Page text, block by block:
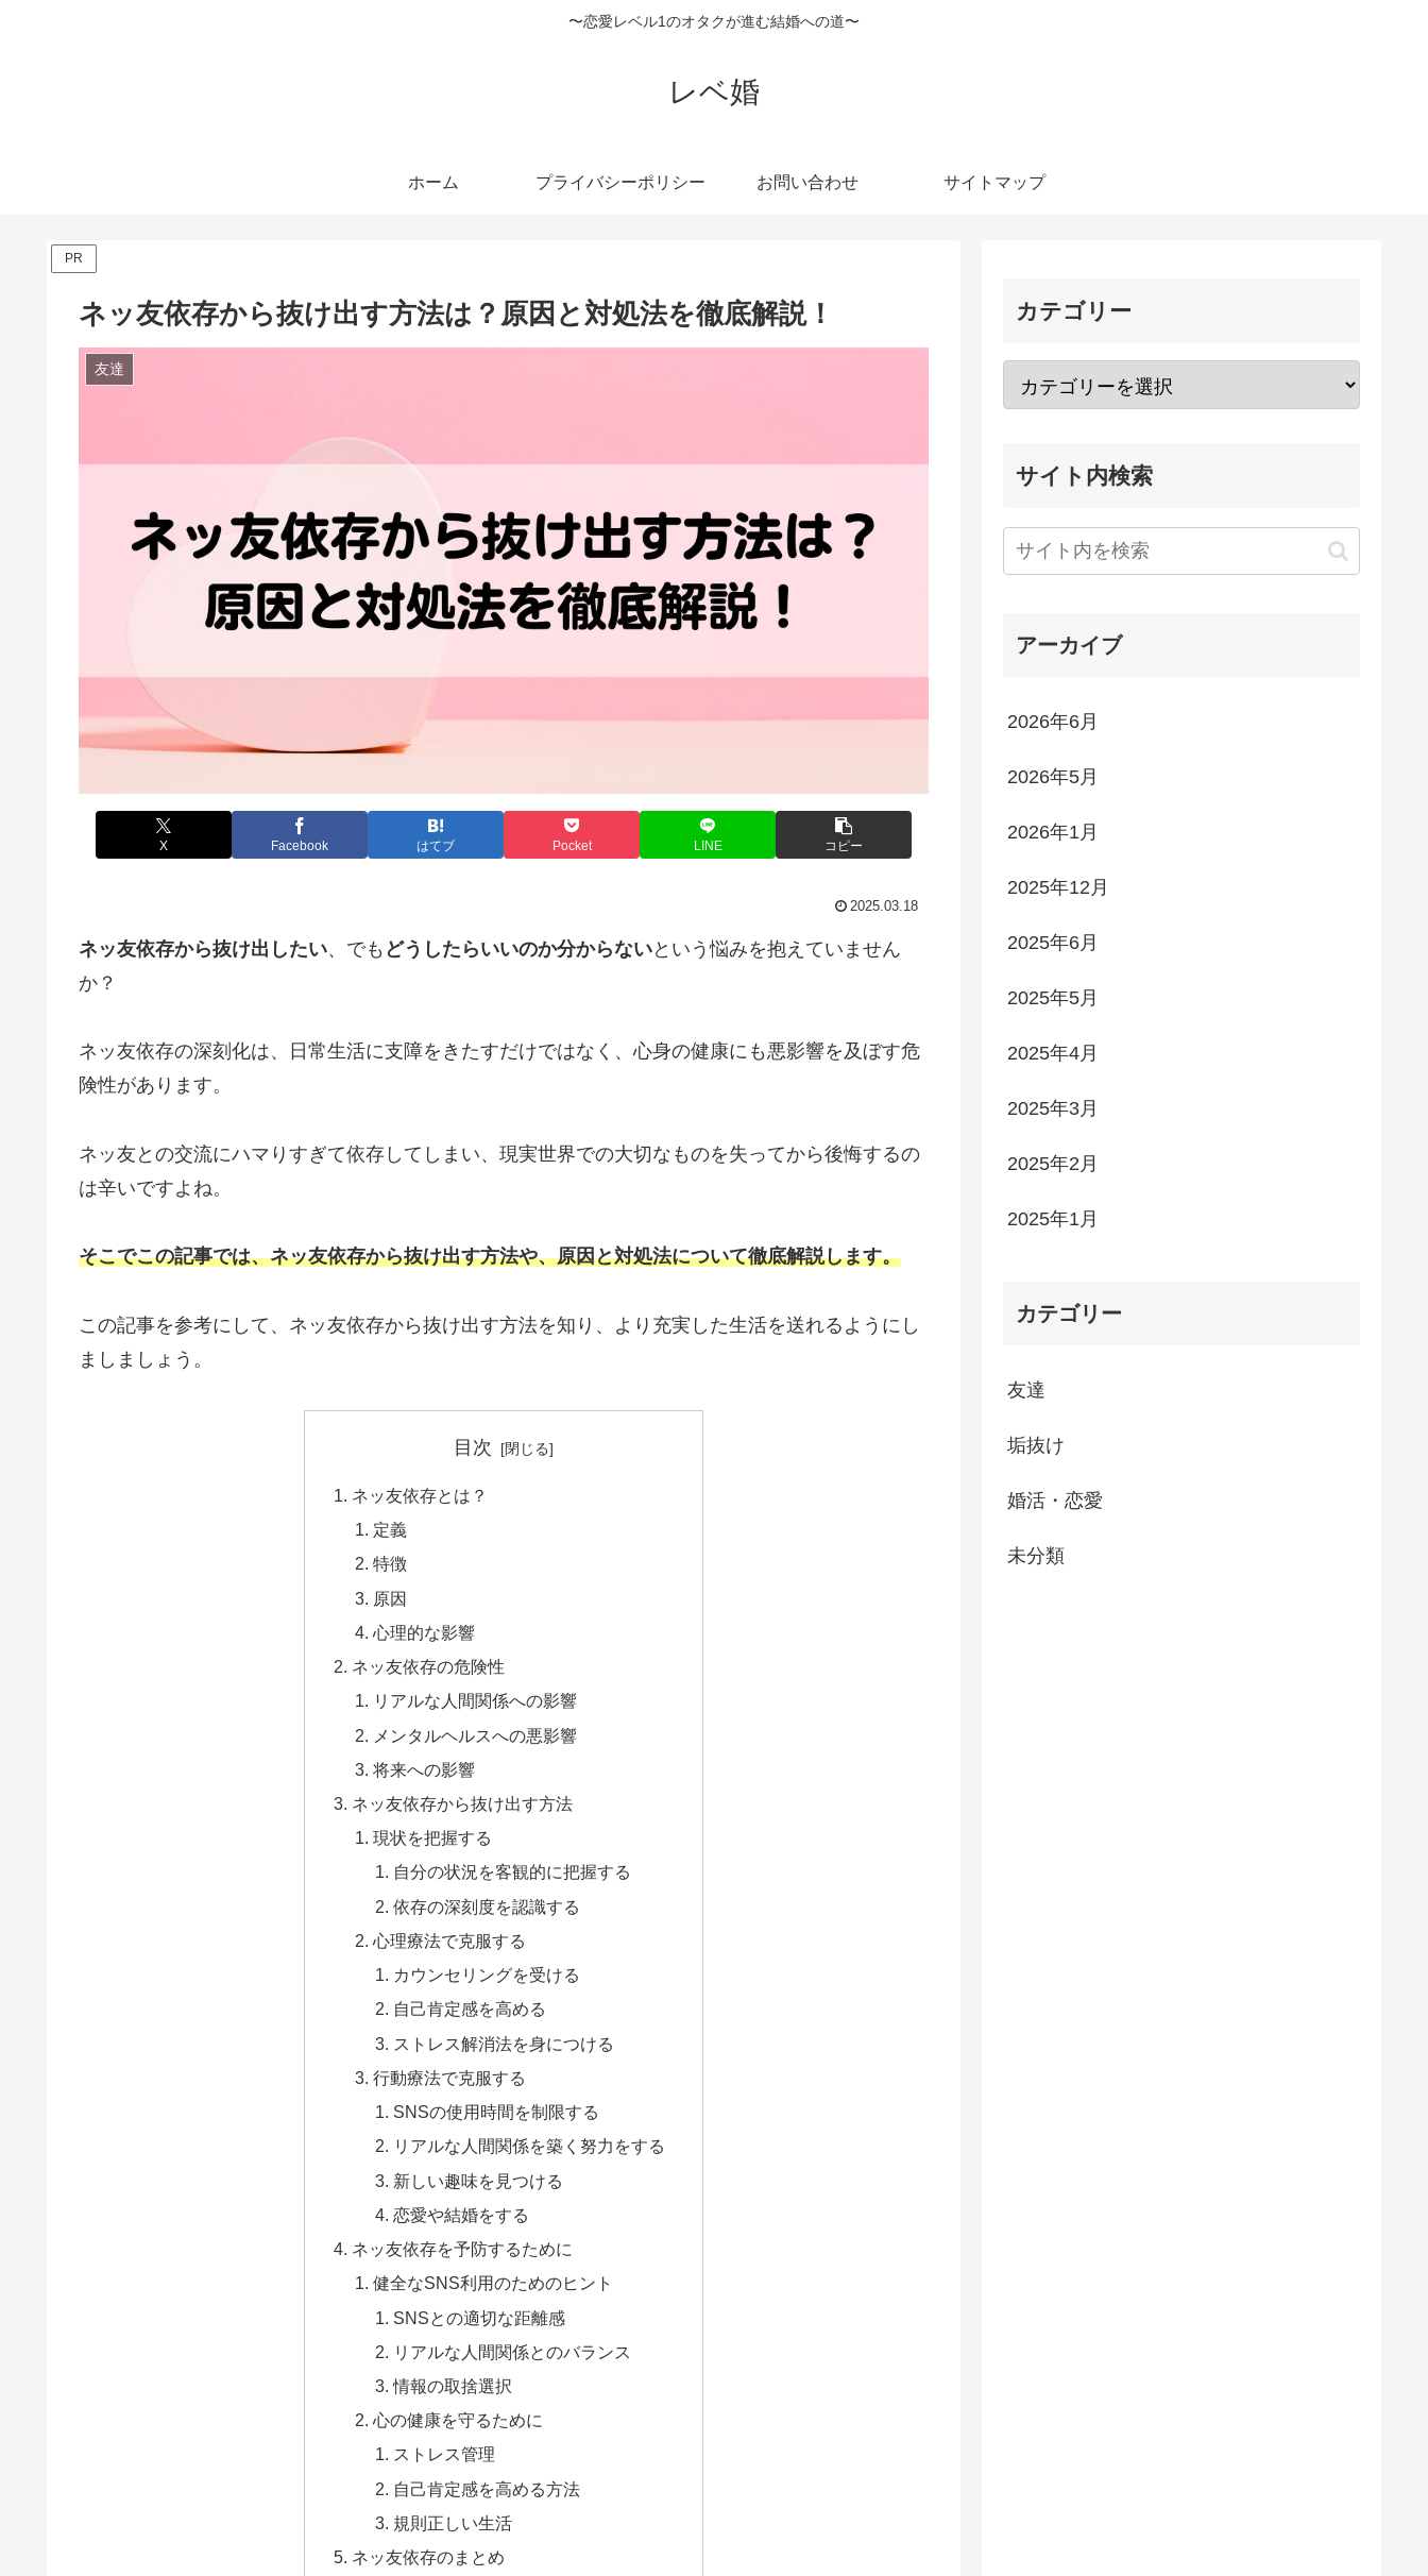
〜恋愛レベル1のオタクが進む結婚への道〜
レベ婚
ホーム プライバシーポリシー お問い合わせ サイトマップ
PR
ネッ友依存から抜け出す方法は？原因と対処法を徹底解説！
友達
X Facebook はてブ Pocket LINE コピー
2025.03.18
ネッ友依存から抜け出したい、でも どうしたらいいのか分からないという悩みを抱えていません
か？
ネッ友依存の深刻化は、日常生活に支障をきたすだけではなく、心身の健康にも悪影響を及ぼす危
険性があります。
ネッ友との交流にハマりすぎて依存してしまい、現実世界での大切なものを失ってから後悔するの
は辛いですよね。
そこでこの記事では、ネッ友依存から抜け出す方法や、原因と対処法について徹底解説します。
この記事を参考にして、ネッ友依存から抜け出す方法を知り、より充実した生活を送れるようにし
ましましょう。
目次
ネッ友依存とは？
定義
特徴
原因
心理的な影響
ネッ友依存の危険性
リアルな人間関係への影響
メンタルヘルスへの悪影響
将来への影響
ネッ友依存から抜け出す方法
現状を把握する
自分の状況を客観的に把握する
依存の深刻度を認識する
心理療法で克服する
カウンセリングを受ける
自己肯定感を高める
ストレス解消法を身につける
行動療法で克服する
SNSの使用時間を制限する
リアルな人間関係を築く努力をする
新しい趣味を見つける
恋愛や結婚をする
ネッ友依存を予防するために
健全なSNS利用のためのヒント
SNSとの適切な距離感
リアルな人間関係とのバランス
情報の取捨選択
心の健康を守るために
ストレス管理
自己肯定感を高める方法
規則正しい生活
ネッ友依存のまとめ
カテゴリー
サイト内検索
アーカイブ
2026年6月
2026年5月
2026年1月
2025年12月
2025年6月
2025年5月
2025年4月
2025年3月
2025年2月
2025年1月
カテゴリー
友達
垢抜け
婚活・恋愛
未分類